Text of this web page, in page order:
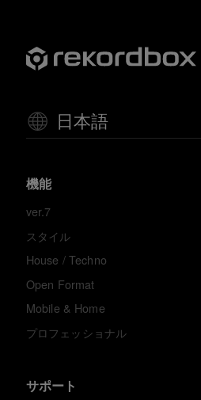
日本語
機能
ver.7
スタイル
House / Techno
Open Format
Mobile & Home
プロフェッショナル
サポート